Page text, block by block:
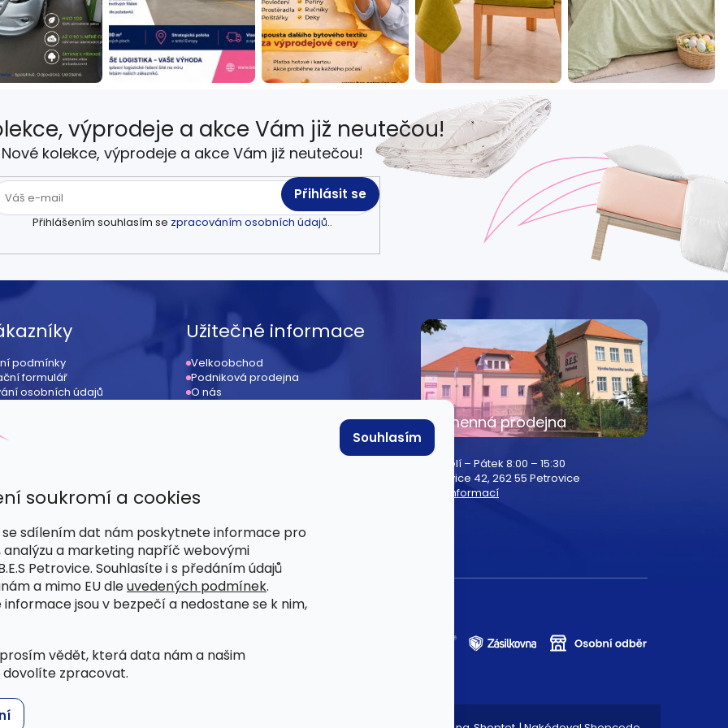
soukromí a cookies
se sdílením dat nám poskytnete informace pro
analýzu a marketing napříč webovými
Petrovice. Souhlasíte i s předáním údajů
a mimo EU dleuvedených podmínek.
informace jsou v bezpečí a nedostane se k nim,
vědět, která data nám a našim
zpracovat.
Souhlasím
výprodeje a akce Vám již neutečou!
Nové kolekce, výprodeje a akce Vám již neutečou!
Přihlášením souhlasím se zpracováním osobních údajů..
Přihlásit se
podmínky
formulář
osobních údajů
Užitečné informace
Velkoobchod
Podniková prodejna
O nás
Kamenná prodejna
Pondělí – Pátek 8:00 – 15:30
Petrovice 42, 262 55 Petrovice
Více informací